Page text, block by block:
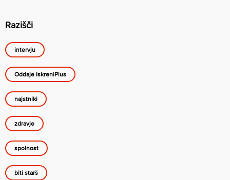
Razišči
intervju
Oddaje IskreniPlus
najstniki
zdravje
spolnost
biti starš